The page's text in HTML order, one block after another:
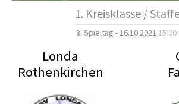
1. Kreisklasse /
8. Spieltag - 16.10.2021 15:00
Londa
Rothenkirchen